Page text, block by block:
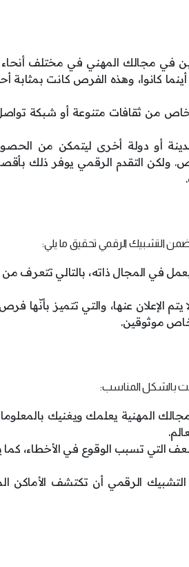
في مجالك المهني في مختلف أنحاء
كانوا، وهذه الفرص كانت بمثابة
من ثقافات متنوعة أو شبكة
أو دولة أخرى ليتمكن من
ولكن التقدم الرقمي يوفر ذلك
التشبيك الرقمي تحقيق ما يلي:
في المجال ذاته، بالتالي تتعرف من
الإعلان عنها، والتي تتميز بأنّها
موثوقين.
بالشكل المناسب:
المهنية يعلمك ويغنيك
التي تسبب الوقوع في الأخطاء،
الرقمي أن تكتشف الأماكن